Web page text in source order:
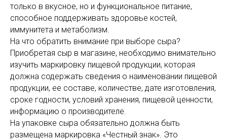
только в вкусное, но и функциональное питание,
способное поддерживать здоровье костей,
иммунитета и метаболизм.
На что обратить внимание при выборе сыра?
Приобретая сыр в магазине, необходимо внимательно
изучить маркировку пищевой продукции, которая
должна содержать сведения о наименовании пищевой
продукции, ее составе, количестве, дате изготовления,
сроке годности, условий хранения, пищевой ценности,
информацию о производителе.
На упаковке сыра обязательно должна быть
размещена маркировка «Честный знак». Это